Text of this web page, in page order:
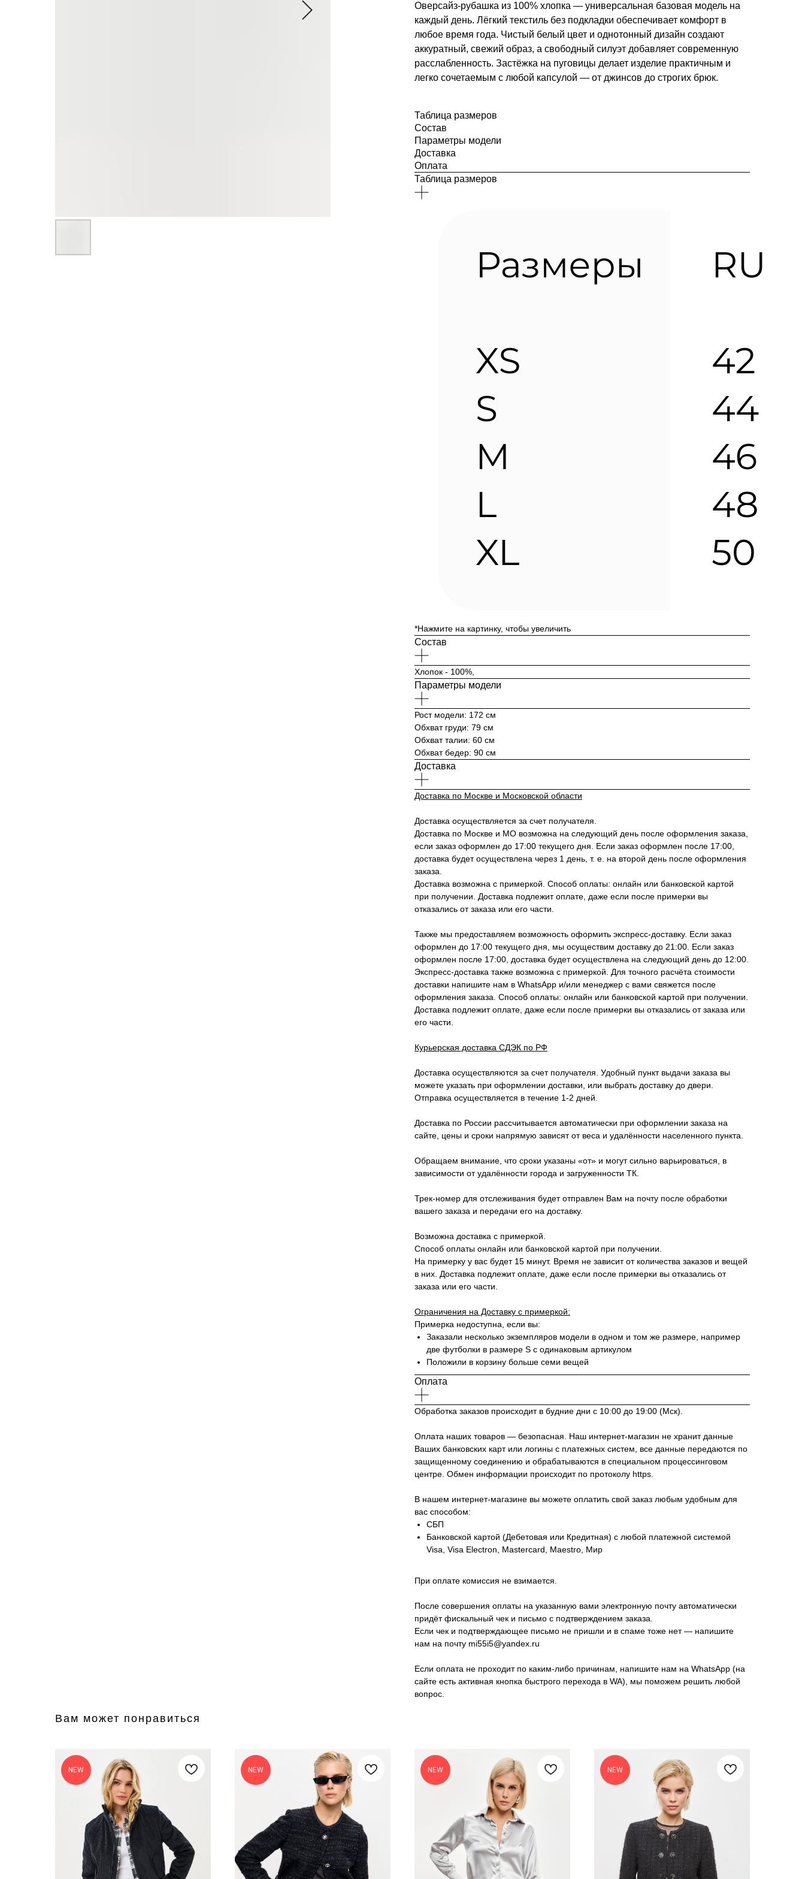
Оверсайз-рубашка из 100% хлопка — универсальная базовая модель на
каждый день. Лёгкий текстиль без подкладки обеспечивает комфорт в
любое время года. Чистый белый цвет и однотонный дизайн создают
аккуратный, свежий образ, а свободный силуэт добавляет современную
расслабленность. Застёжка на пуговицы делает изделие практичным и
легко сочетаемым с любой капсулой — от джинсов до строгих брюк.
Таблица размеров
Состав
Параметры модели
Доставка
Оплата
Таблица размеров
*Нажмите на картинку, чтобы увеличить
Состав
Хлопок - 100%,
Параметры модели
Рост модели: 172 см
Обхват груди: 79 см
Обхват талии: 60 см
Обхват бедер: 90 см
Доставка
Доставка по Москве и Московской области
Доставка осуществляется за счет получателя.
Доставка по Москве и МО возможна на следующий день после оформления заказа,
если заказ оформлен до 17:00 текущего дня. Если заказ оформлен после 17:00,
доставка будет осуществлена через 1 день, т. е. на второй день после оформления
заказа.
Доставка возможна с примеркой. Способ оплаты: онлайн или банковской картой
при получении. Доставка подлежит оплате, даже если после примерки вы
отказались от заказа или его части.
Также мы предоставляем возможность оформить экспресс-доставку. Если заказ
оформлен до 17:00 текущего дня, мы осуществим доставку до 21:00. Если заказ
оформлен после 17:00, доставка будет осуществлена на следующий день до 12:00.
Экспресс-доставка также возможна с примеркой. Для точного расчёта стоимости
доставки напишите нам в WhatsApp и/или менеджер с вами свяжется после
оформления заказа. Способ оплаты: онлайн или банковской картой при получении.
Доставка подлежит оплате, даже если после примерки вы отказались от заказа или
его части.
Курьерская доставка СДЭК по РФ
Доставка осуществляются за счет получателя. Удобный пункт выдачи заказа вы
можете указать при оформлении доставки, или выбрать доставку до двери.
Отправка осуществляется в течение 1-2 дней.
Доставка по России рассчитывается автоматически при оформлении заказа на
сайте, цены и сроки напрямую зависят от веса и удалённости населенного пункта.
Обращаем внимание, что сроки указаны «от» и могут сильно варьироваться, в
зависимости от удалённости города и загруженности ТК.
Трек-номер для отслеживания будет отправлен Вам на почту после обработки
вашего заказа и передачи его на доставку.
Возможна доставка с примеркой.
Способ оплаты онлайн или банковской картой при получении.
На примерку у вас будет 15 минут. Время не зависит от количества заказов и вещей
в них. Доставка подлежит оплате, даже если после примерки вы отказались от
заказа или его части.
Ограничения на Доставку с примеркой:
Примерка недоступна, если вы:
Заказали несколько экземпляров модели в одном и том же размере, например
две футболки в размере S с одинаковым артикулом
Положили в корзину больше семи вещей
Оплата
Обработка заказов происходит в будние дни с 10:00 до 19:00 (Мск).
Оплата наших товаров — безопасная. Наш интернет-магазин не хранит данные
Ваших банковских карт или логины с платежных систем, все данные передаются по
защищенному соединению и обрабатываются в специальном процессинговом
центре. Обмен информации происходит по протоколу https.
В нашем интернет-магазине вы можете оплатить свой заказ любым удобным для
вас способом:
СБП
Банковской картой (Дебетовая или Кредитная) с любой платежной системой
Visa, Visa Electron, Mastercard, Maestro, Мир
При оплате комиссия не взимается.
После совершения оплаты на указанную вами электронную почту автоматически
придёт фискальный чек и письмо с подтверждением заказа.
Если чек и подтверждающее письмо не пришли и в спаме тоже нет — напишите
нам на почту mi55i5@yandex.ru
Если оплата не проходит по каким-либо причинам, напишите нам на WhatsApp (на
сайте есть активная кнопка быстрого перехода в WA), мы поможем решить любой
вопрос.
Вам может понравиться
NEW NEW NEW NEW